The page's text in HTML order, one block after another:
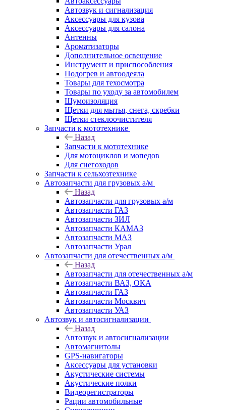
Автозвук и сигнализация
Аксессуары для кузова
Аксессуары для салона
Антенны
Ароматизаторы
Дополнительное освещение
Инструмент и приспособления
Подогрев и автоодеяла
Товары для техосмотра
Товары по уходу за автомобилем
Шумоизоляция
Щетки для мытья, снега, скребки
Щетки стеклоочистителя
Запчасти к мототехнике
Назад
Запчасти к мототехнике
Для мотоциклов и мопедов
Для снегоходов
Запчасти к сельхозтехнике
Автозапчасти для грузовых а/м
Назад
Автозапчасти для грузовых а/м
Автозапчасти ГАЗ
Автозапчасти ЗИЛ
Автозапчасти КАМАЗ
Автозапчасти МАЗ
Автозапчасти Урал
Автозапчасти для отечественных а/м
Назад
Автозапчасти для отечественных а/м
Автозапчасти ВАЗ, ОКА
Автозапчасти ГАЗ
Автозапчасти Москвич
Автозапчасти УАЗ
Автозвук и автосигнализации
Назад
Автозвук и автосигнализации
Автомагнитолы
GPS-навигаторы
Аксессуары для установки
Акустические системы
Акустические полки
Видеорегистраторы
Рации автомобильные